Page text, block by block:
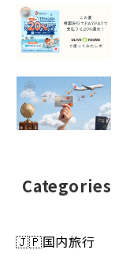
Categories
🇯🇵国内旅行